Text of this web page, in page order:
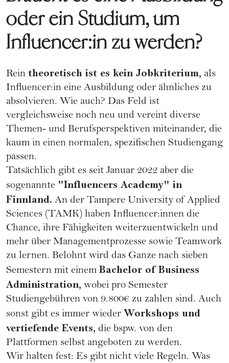
oder ein Studium, um
Influencer:in zu werden?
Rein theoretisch ist es kein Jobkriterium, als
Influencer:in eine Ausbildung oder ähnliches zu
absolvieren. Wie auch? Das Feld ist
vergleichsweise noch neu und vereint diverse
Themen- und Berufsperspektiven miteinander, die
kaum in einen normalen, spezifischen Studiengang
passen.
Tatsächlich gibt es seit Januar 2022 aber die
sogenannte "Influencers Academy" in
Finnland. An der Tampere University of Applied
Sciences (TAMK) haben Influencer:innen die
Chance, ihre Fähigkeiten weiterzuentwickeln und
mehr über Managementprozesse sowie Teamwork
zu lernen. Belohnt wird das Ganze nach sieben
Semestern mit einem Bachelor of Business
Administration, wobei pro Semester
Studiengebühren von 9.800€ zu zahlen sind. Auch
sonst gibt es immer wieder Workshops und
vertiefende Events, die bspw. von den
Plattformen selbst angeboten zu werden.
Wir halten fest: Es gibt nicht viele Regeln. Was